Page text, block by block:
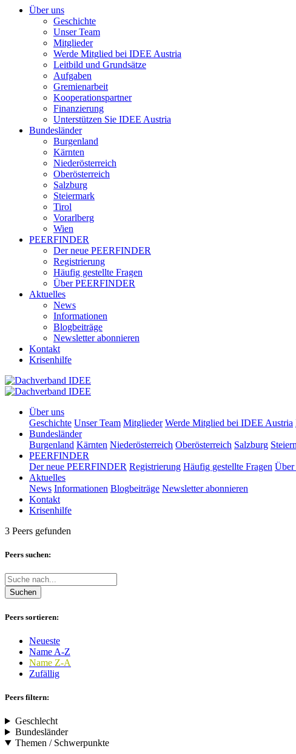
Über uns
Geschichte
Unser Team
Mitglieder
Werde Mitglied bei IDEE Austria
Leitbild und Grundsätze
Aufgaben
Gremienarbeit
Kooperationspartner
Finanzierung
Unterstützen Sie IDEE Austria
Bundesländer
Burgenland
Kärnten
Niederösterreich
Oberösterreich
Salzburg
Steiermark
Tirol
Vorarlberg
Wien
PEERFINDER
Der neue PEERFINDER
Registrierung
Häufig gestellte Fragen
Über PEERFINDER
Aktuelles
News
Informationen
Blogbeiträge
Newsletter abonnieren
Kontakt
Krisenhilfe
Über uns
Geschichte Unser Team Mitglieder Werde Mitglied bei IDEE Austria
Bundesländer
Burgenland Kärnten Niederösterreich Oberösterreich Salzburg
PEERFINDER
Der neue PEERFINDER Registrierung Häufig gestellte Fragen
Aktuelles
News Informationen Blogbeiträge Newsletter abonnieren
Kontakt
Krisenhilfe
3 Peers gefunden
Peers suchen:
Suchen
Peers sortieren:
Neueste
Name A-Z
Name Z-A
Zufällig
Peers filtern:
Geschlecht
Bundesländer
Themen / Schwerpunkte